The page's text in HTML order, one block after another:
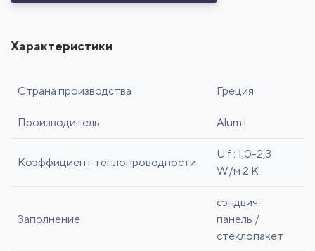
Характеристики
Страна производства Греция
Производитель Alumil
Коэффициент теплопроводности
U f : 1,0-2,3
W/м 2 К
Заполнение
сэндвич-
панель /
стеклопакет